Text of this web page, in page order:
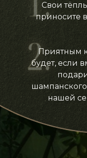
Свои
приносите
Приятным
будет, если
нашей